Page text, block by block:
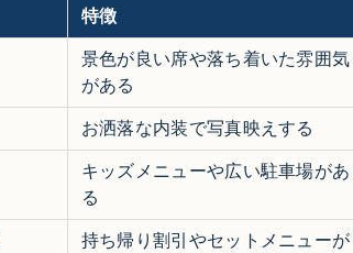
特徴
景色が良い席や落ち着いた雰囲気
がある
お洒落な内装で写真映えする
キッズメニューや広い駐車場があ
る
持ち帰り割引やセットメニューが